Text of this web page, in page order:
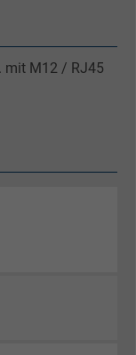
mit M12 / RJ45